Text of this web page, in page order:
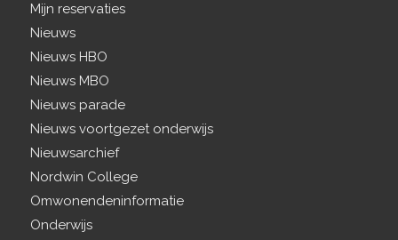
Mijn reservaties
Nieuws
Nieuws HBO
Nieuws MBO
Nieuws parade
Nieuws voortgezet onderwijs
Nieuwsarchief
Nordwin College
Omwonendeninformatie
Onderwijs